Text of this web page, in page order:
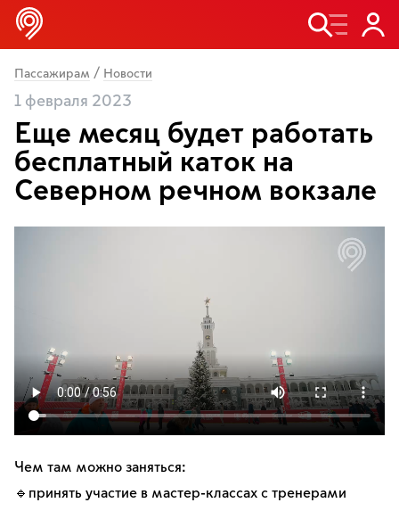
Пассажирам / Новости
1 февраля 2023
Еще месяц будет работать
бесплатный каток на
Северном речном вокзале
Чем там можно заняться:
🔹принять участие в мастер-классах с тренерами